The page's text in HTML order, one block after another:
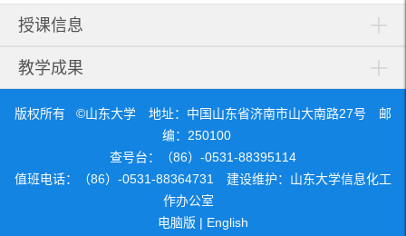
授课信息
教学成果
版权所有 ©山东大学 地址：中国山东省济南市山大南路27号 邮
编：250100
查号台：（86）-0531-88395114
值班电话：（86）-0531-88364731 建设维护：山东大学信息化工
作办公室
电脑版 | English